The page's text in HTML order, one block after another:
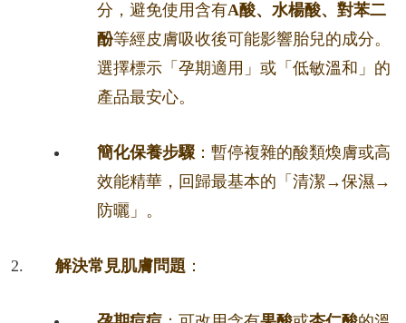
分，避免使用含有A酸、水楊酸、對苯二
酚等經皮膚吸收後可能影響胎兒的成分。
選擇標示「孕期適用」或「低敏溫和」的
產品最安心。
簡化保養步驟 ：暫停複雜的酸類煥膚或高
效能精華，回歸最基本的「清潔→保濕→
防曬」。
解決常見肌膚問題 ：